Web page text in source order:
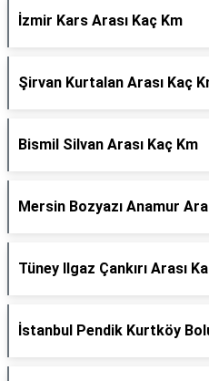
İzmir Kars Arası Kaç Km
Şirvan Kurtalan Arası Kaç
Bismil Silvan Arası Kaç Km
Mersin Bozyazı Anamur
Tüney Ilgaz Çankırı Arası
İstanbul Pendik Kurtköy